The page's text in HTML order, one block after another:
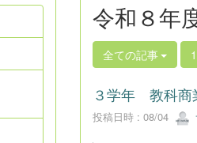
令和８年
全ての記事
３学年 教科商
投稿日時 : 08/04